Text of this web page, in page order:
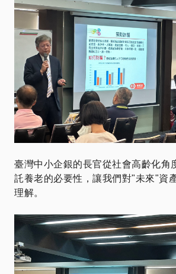
臺灣中小企銀的長官從社會高齡化角
託養老的必要性，讓我們對"未來"資
理解。